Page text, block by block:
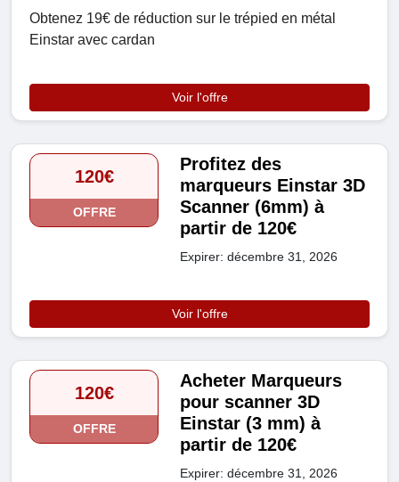
Obtenez 19€ de réduction sur le trépied en métal
Einstar avec cardan
Voir l'offre
120€
OFFRE
Profitez des
marqueurs Einstar 3D
Scanner (6mm) à
partir de 120€
Expirer: décembre 31, 2026
Voir l'offre
120€
OFFRE
Acheter Marqueurs
pour scanner 3D
Einstar (3 mm) à
partir de 120€
Expirer: décembre 31, 2026